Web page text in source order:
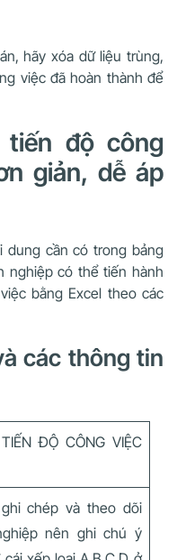
hãy xóa dữ liệu trùng,
việc đã hoàn thành để
tiến độ công
giản, dễ áp
dung cần có trong bảng
nghiệp có thể tiến hành
bằng Excel theo các
các thông tin
ĐỘ CÔNG VIỆC
chép và theo dõi
nên ghi chú ý